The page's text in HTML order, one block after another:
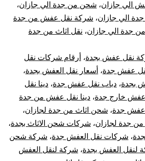
من
جدة
الي
جازان
الي جازان، شحن من جدة الي جازان،
الي جازان، شركة نقل عفش من جدة
جدة الي جازان، نقل اثاث من جدة
نقل عفش بجدة، أرقام شركات نقل
عفش جدة، أسعار نقل العفش بجدة،
بجدة، دباب نقل عفش جدة، دينا نقل
عفش خارج جدة، دينا نقل عفش من جدة
عفش جدة، شحن اثاث من جدة لجازان،
جدة لجازان، شركات شحن الاثاث بجدة،
، شركات نقل العفش جدة، شركة شحن
لنقل العفش بجدة، شركة لنقل العفش